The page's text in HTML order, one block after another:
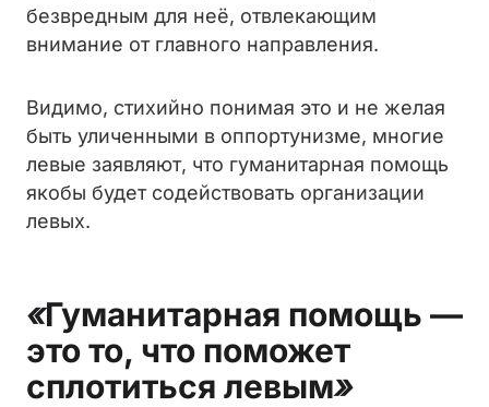
безвредным для неё, отвлекающим
внимание от главного направления.
Видимо, стихийно понимая это и не желая
быть уличенными в оппортунизме, многие
левые заявляют, что гуманитарная помощь
якобы будет содействовать организации
левых.
«Гуманитарная помощь —
это то, что поможет
сплотиться левым»